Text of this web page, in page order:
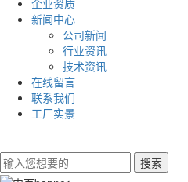
企业资质
新闻中心
公司新闻
行业资讯
技术资讯
在线留言
联系我们
工厂实景